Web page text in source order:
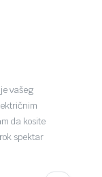
vašeg
da kosite
spektar